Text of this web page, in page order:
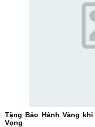
Tặng Bảo Hành Vàng
Vọng